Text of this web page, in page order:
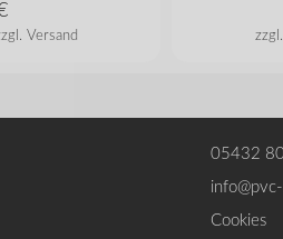
Versand
05432
Cookies